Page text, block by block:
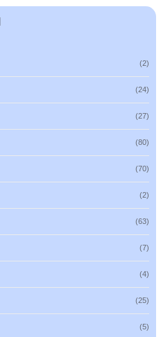
(2)
(24)
(27)
(80)
(70)
(2)
(63)
(7)
(4)
(25)
(5)